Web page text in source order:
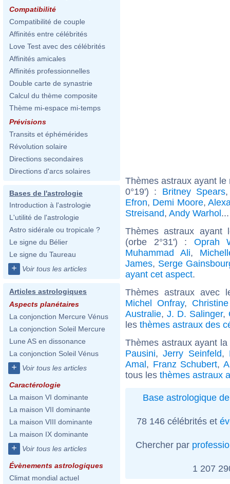
Compatibilité
Compatibilité de couple
Affinités entre célébrités
Love Test avec des célébrités
Affinités amicales
Affinités professionnelles
Double carte de synastrie
Calcul du thème composite
Thème mi-espace mi-temps
Prévisions
Transits et éphémérides
Révolution solaire
Directions secondaires
Directions d'arcs solaires
Bases de l'astrologie
Introduction à l'astrologie
L'utilité de l'astrologie
Astro sidérale ou tropicale ?
Le signe du Bélier
Le signe du Taureau
+ Voir tous les articles
Articles astrologiques
Aspects planétaires
La conjonction Mercure Vénus
La conjonction Soleil Mercure
Lune AS en dissonance
La conjonction Soleil Vénus
+ Voir tous les articles
Caractérologie
La maison VI dominante
La maison VII dominante
La maison VIII dominante
La maison IX dominante
+ Voir tous les articles
Évènements astrologiques
Climat mondial actuel
Thèmes astraux ayant
0°19') : Britney Spears
Efron, Demi Moore,
Streisand, Andy Warhol
Thèmes astraux ayant
(orbe 2°31') : Oprah
Muhammad Ali,
James, Serge
ayant cet aspect.
Thèmes astraux avec
Michel Onfray,
Australie, J. D. Salinger,
les thèmes astraux des
Thèmes astraux ayant
Pausini,Jerry Seinfeld,
Amal, Franz Schubert,
tous les thèmes astraux
Base astrologique
78 146 célébrités et
Chercher par
1 207